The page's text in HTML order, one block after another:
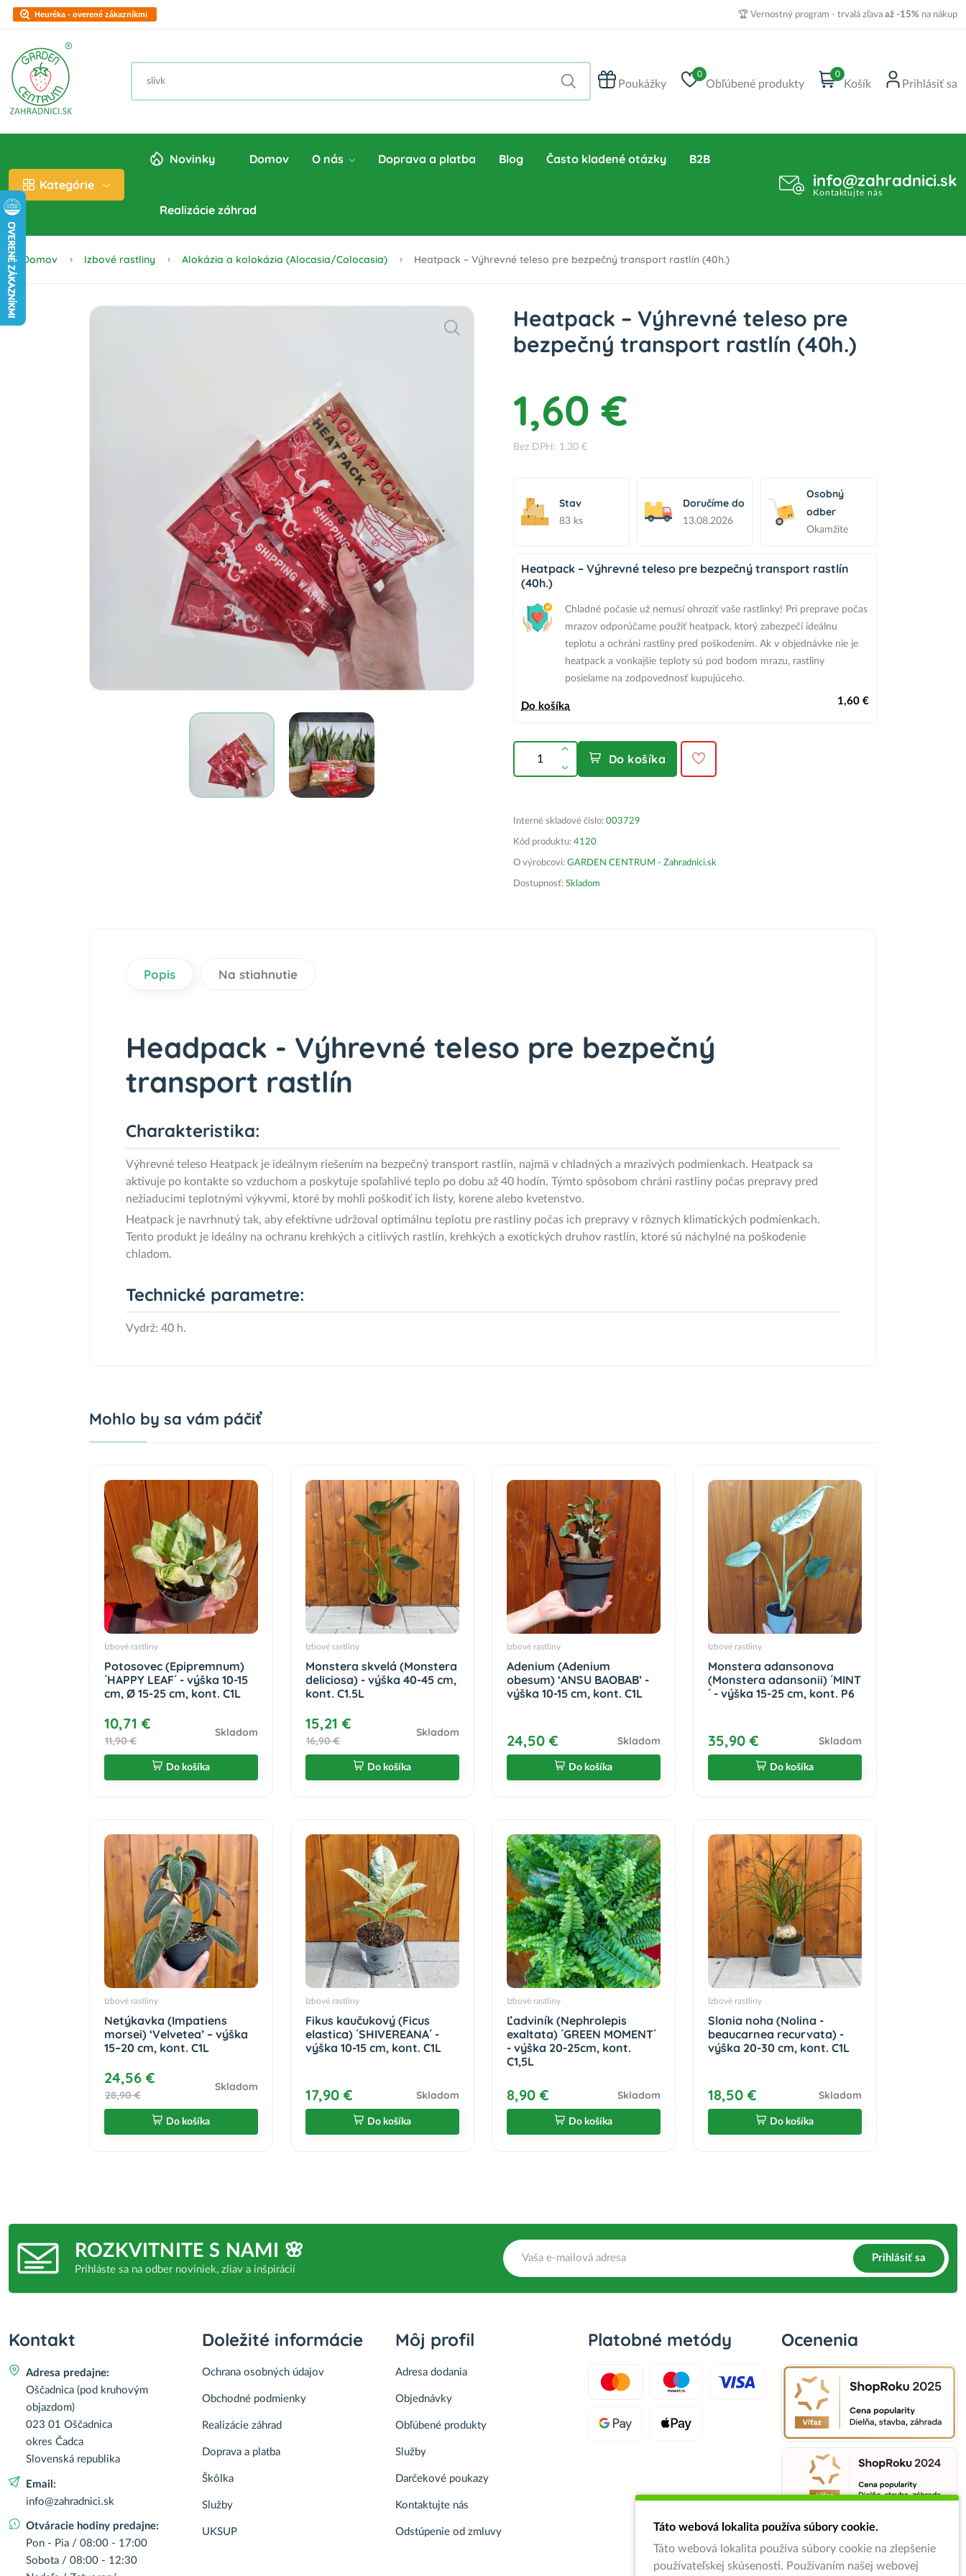
Heuréka - overené zákazníkmi 🏆 Vernostný program - trvalá zľava až -15% na nákup
Poukážky
0
Obľúbené produkty
0
Košík Prihlásiť sa
Kategórie
Novinky Domov O nás Doprava a platba Blog Často kladené otázky B2B
Realizácie záhrad
info@zahradnici.sk
Kontaktujte nás
Domov Izbové rastliny Alokázia a kolokázia (Alocasia/Colocasia) Heatpack – Výhrevné teleso pre bezpečný transport rastlín (40h.)
Heatpack – Výhrevné teleso pre
bezpečný transport rastlín (40h.)
1,60 €
Bez DPH: 1,30 €
Stav
83 ks
Doručíme do
13.08.2026
Osobný
odber
Okamžite
Heatpack – Výhrevné teleso pre bezpečný transport rastlín
(40h.)
Chladné počasie už nemusí ohroziť vaše rastlinky! Pri preprave počas
mrazov odporúčame použiť heatpack, ktorý zabezpečí ideálnu
teplotu a ochráni rastliny pred poškodením. Ak v objednávke nie je
heatpack a vonkajšie teploty sú pod bodom mrazu, rastliny
posielame na zodpovednosť kupujúceho.
Do košíka 1,60 €
Do košíka
Interné skladové číslo: 003729
Kód produktu: 4120
O výrobcovi: GARDEN CENTRUM - Zahradnici.sk
Dostupnosť: Skladom
Popis Na stiahnutie
Headpack - Výhrevné teleso pre bezpečný
transport rastlín
Charakteristika:
Výhrevné teleso Heatpack je ideálnym riešením na bezpečný transport rastlín, najmä v chladných a mrazivých podmienkach. Heatpack sa
aktivuje po kontakte so vzduchom a poskytuje spoľahlivé teplo po dobu až 40 hodín. Týmto spôsobom chráni rastliny počas prepravy pred
nežiaducimi teplotnými výkyvmi, ktoré by mohli poškodiť ich listy, korene alebo kvetenstvo.
Heatpack je navrhnutý tak, aby efektívne udržoval optimálnu teplotu pre rastliny počas ich prepravy v rôznych klimatických podmienkach.
Tento produkt je ideálny na ochranu krehkých a citlivých rastlín, krehkých a exotických druhov rastlín, ktoré sú náchylné na poškodenie
chladom.
Technické parametre:
Vydrž: 40 h.
Mohlo by sa vám páčiť
Izbové rastliny
Potosovec (Epipremnum)
´HAPPY LEAF´ - výška 10-15
cm, Ø 15-25 cm, kont. C1L
10,71 €
11,90 €
Skladom
Do košíka
Izbové rastliny
Monstera skvelá (Monstera
deliciosa) - výška 40-45 cm,
kont. C1.5L
15,21 €
16,90 €
Skladom
Do košíka
Izbové rastliny
Adenium (Adenium
obesum) ‘ANSU BAOBAB’ -
výška 10-15 cm, kont. C1L
24,50 € Skladom
Do košíka
Izbové rastliny
Monstera adansonova
(Monstera adansonii) ´MINT
´ - výška 15-25 cm, kont. P6
35,90 € Skladom
Do košíka
Izbové rastliny
Netýkavka (Impatiens
morsei) ‘Velvetea’ – výška
15–20 cm, kont. C1L
24,56 €
28,90 €
Skladom
Do košíka
Izbové rastliny
Fikus kaučukový (Ficus
elastica) ´SHIVEREANA´ -
výška 10-15 cm, kont. C1L
17,90 € Skladom
Do košíka
Izbové rastliny
Ľadviník (Nephrolepis
exaltata) ´GREEN MOMENT´
- výška 20-25cm, kont.
C1,5L
8,90 € Skladom
Do košíka
Izbové rastliny
Slonia noha (Nolina -
beaucarnea recurvata) -
výška 20-30 cm, kont. C1L
18,50 € Skladom
Do košíka
ROZKVITNITE S NAMI 🌸
Prihláste sa na odber noviniek, zliav a inšpirácií
Prihlásiť sa
Kontakt
Adresa predajne:
Oščadnica (pod kruhovým
objazdom)
023 01 Oščadnica
okres Čadca
Slovenská republika
Email:
info@zahradnici.sk
Otváracie hodiny predajne:
Pon - Pia / 08:00 - 17:00
Sobota / 08:00 - 12:30
Doležité informácie
Ochrana osobných údajov
Obchodné podmienky
Realizácie záhrad
Doprava a platba
Škôlka
Služby
UKSUP
Môj profil
Adresa dodania
Objednávky
Obľúbené produkty
Služby
Darčekové poukazy
Kontaktujte nás
Odstúpenie od zmluvy
Platobné metódy Ocenenia
Táto webová lokalita používa súbory cookie.
Táto webová lokalita používa súbory cookie na zlepšenie
používateľskej skúsenosti. Používaním našej webovej